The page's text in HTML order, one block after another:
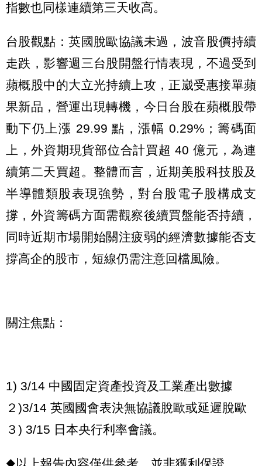
指數也同樣連續第三天收高。
台股觀點：英國脫歐協議未過，波音股價持續
走跌，影響週三台股開盤行情表現，不過受到
蘋概股中的大立光持續上攻，正崴受惠接單蘋
果新品，營運出現轉機，今日台股在蘋概股帶
動下仍上漲 29.99 點，漲幅 0.29%；籌碼面
上，外資期現貨部位合計買超 40 億元，為連
續第二天買超。整體而言，近期美股科技股及
半導體類股表現強勢，對台股電子股構成支
撐，外資籌碼方面需觀察後續買盤能否持續，
同時近期市場開始關注疲弱的經濟數據能否支
撐高企的股市，短線仍需注意回檔風險。
關注焦點：
1) 3/14 中國固定資產投資及工業產出數據
２)3/14 英國國會表決無協議脫歐或延遲脫歐
３) 3/15 日本央行利率會議。